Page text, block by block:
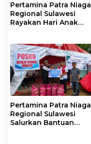
Pertamina Patra Niaga
Regional Sulawesi
Rayakan Hari Anak
Tumbuh Generasi
Penjaga Pesisir
Pertamina Patra Niaga
Regional Sulawesi
Salurkan Bantuan